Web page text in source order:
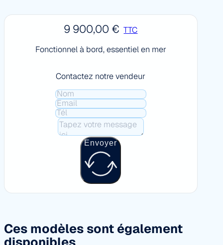
9 900,00 € TTC
Fonctionnel à bord, essentiel en mer
Contactez notre vendeur
Envoyer
Ces modèles sont également